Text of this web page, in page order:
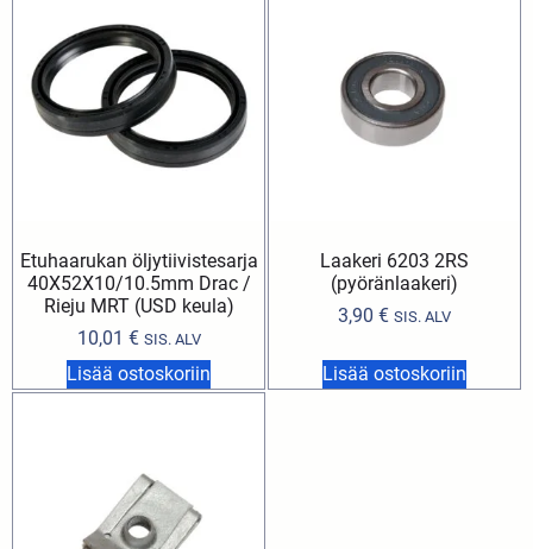
Etuhaarukan öljytiivistesarja
40X52X10/10.5mm Drac /
Rieju MRT (USD keula)
10,01 € SIS. ALV
Lisää ostoskoriin
Laakeri 6203 2RS
(pyöränlaakeri)
3,90 € SIS. ALV
Lisää ostoskoriin